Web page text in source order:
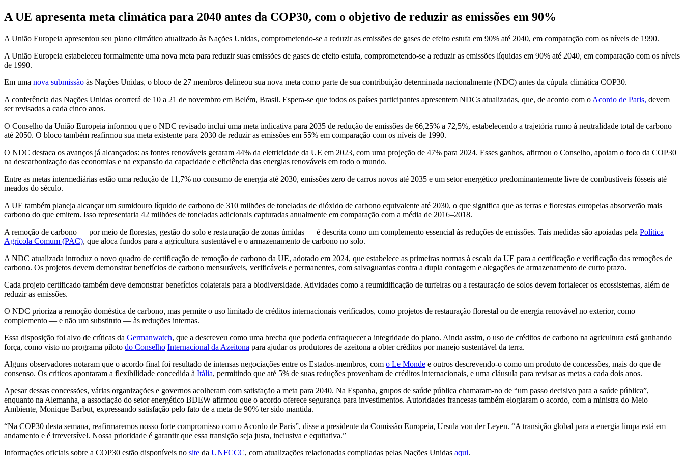
A UE apresenta meta climática para 2040 antes da COP30, com o objetivo de reduzir as emissões em 90%
A União Europeia apresentou seu plano climático atualizado às Nações Unidas, comprometendo-se a reduzir as emissões de gases de efeito estufa em 90% até 2040, em comparação com os níveis de 1990.
A União Europeia estabeleceu formalmente uma nova meta para reduzir suas emissões de gases de efeito estufa, comprometendo-se a reduzir as emissões líquidas em 90% até 2040, em comparação com os níveis
de 1990.
Em uma nova submissão às Nações Unidas, o bloco de 27 membros delineou sua nova meta como parte de sua contribuição determinada nacionalmente (NDC) antes da cúpula climática COP30.
A conferência das Nações Unidas ocorrerá de 10 a 21 de novembro em Belém, Brasil. Espera-se que todos os países participantes apresentem NDCs atualizadas, que, de acordo com o Acordo de Paris, devem
ser revisadas a cada cinco anos.
O Conselho da União Europeia informou que o NDC revisado inclui uma meta indicativa para 2035 de redução de emissões de 66,25% a 72,5%, estabelecendo a trajetória rumo à neutralidade total de carbono
até 2050. O bloco também reafirmou sua meta existente para 2030 de reduzir as emissões em 55% em comparação com os níveis de 1990.
O NDC destaca os avanços já alcançados: as fontes renováveis geraram 44% da eletricidade da UE em 2023, com uma projeção de 47% para 2024. Esses ganhos, afirmou o Conselho, apoiam o foco da COP30
na descarbonização das economias e na expansão da capacidade e eficiência das energias renováveis em todo o mundo.
Entre as metas intermediárias estão uma redução de 11,7% no consumo de energia até 2030, emissões zero de carros novos até 2035 e um setor energético predominantemente livre de combustíveis fósseis até
meados do século.
A UE também planeja alcançar um sumidouro líquido de carbono de 310 milhões de toneladas de dióxido de carbono equivalente até 2030, o que significa que as terras e florestas europeias absorverão mais
carbono do que emitem. Isso representaria 42 milhões de toneladas adicionais capturadas anualmente em comparação com a média de 2016–2018.
A remoção de carbono — por meio de florestas, gestão do solo e restauração de zonas úmidas — é descrita como um complemento essencial às reduções de emissões. Tais medidas são apoiadas pela Política
Agrícola Comum (PAC), que aloca fundos para a agricultura sustentável e o armazenamento de carbono no solo.
A NDC atualizada introduz o novo quadro de certificação de remoção de carbono da UE, adotado em 2024, que estabelece as primeiras normas à escala da UE para a certificação e verificação das remoções de
carbono. Os projetos devem demonstrar benefícios de carbono mensuráveis, verificáveis e permanentes, com salvaguardas contra a dupla contagem e alegações de armazenamento de curto prazo.
Cada projeto certificado também deve demonstrar benefícios colaterais para a biodiversidade. Atividades como a reumidificação de turfeiras ou a restauração de solos devem fortalecer os ecossistemas, além de
reduzir as emissões.
O NDC prioriza a remoção doméstica de carbono, mas permite o uso limitado de créditos internacionais verificados, como projetos de restauração florestal ou de energia renovável no exterior, como
complemento — e não um substituto — às reduções internas.
Essa disposição foi alvo de críticas da Germanwatch, que a descreveu como uma brecha que poderia enfraquecer a integridade do plano. Ainda assim, o uso de créditos de carbono na agricultura está ganhando
força, como visto no programa piloto do Conselho Internacional da Azeitona para ajudar os produtores de azeitona a obter créditos por manejo sustentável da terra.
Alguns observadores notaram que o acordo final foi resultado de intensas negociações entre os Estados-membros, com o Le Monde e outros descrevendo-o como um produto de concessões, mais do que de
consenso. Os críticos apontaram a flexibilidade concedida à Itália, permitindo que até 5% de suas reduções provenham de créditos internacionais, e uma cláusula para revisar as metas a cada dois anos.
Apesar dessas concessões, várias organizações e governos acolheram com satisfação a meta para 2040. Na Espanha, grupos de saúde pública chamaram-no de “um passo decisivo para a saúde pública”,
enquanto na Alemanha, a associação do setor energético BDEW afirmou que o acordo oferece segurança para investimentos. Autoridades francesas também elogiaram o acordo, com a ministra do Meio
Ambiente, Monique Barbut, expressando satisfação pelo fato de a meta de 90% ter sido mantida.
“Na COP30 desta semana, reafirmaremos nosso forte compromisso com o Acordo de Paris”, disse a presidente da Comissão Europeia, Ursula von der Leyen. “A transição global para a energia limpa está em
andamento e é irreversível. Nossa prioridade é garantir que essa transição seja justa, inclusiva e equitativa.”
Informações oficiais sobre a COP30 estão disponíveis no site da UNFCCC, com atualizações relacionadas compiladas pelas Nações Unidas aqui.